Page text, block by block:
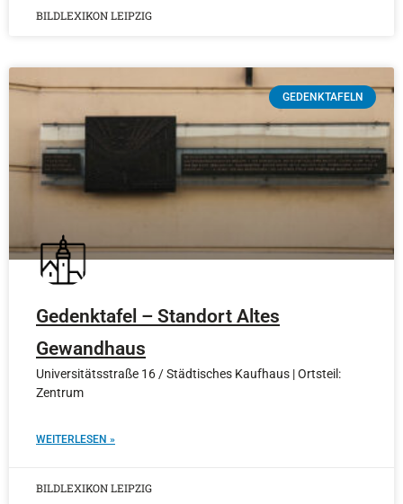
BILDLEXIKON LEIPZIG
GEDENKTAFELN
Gedenktafel – Standort Altes
Gewandhaus
Universitätsstraße 16 / Städtisches Kaufhaus | Ortsteil:
Zentrum
WEITERLESEN »
BILDLEXIKON LEIPZIG